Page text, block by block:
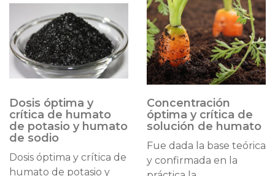
Dosis óptima y
crítica de humato
de potasio y humato
de sodio
Dosis óptima y crítica de
humato de potasio y
Concentración
óptima y crítica de
solución de humato
Fue dada la base teórica
y confirmada en la